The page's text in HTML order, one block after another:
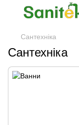
Сантехніка
Сантехніка